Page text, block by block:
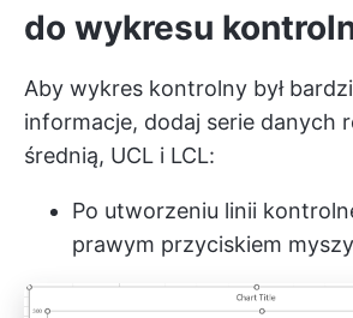
do wykresu
Aby wykres kontrolny był
informacje, dodaj serie danych
średnią, UCL i LCL:
Po utworzeniu linii
prawym przyciskiem myszy